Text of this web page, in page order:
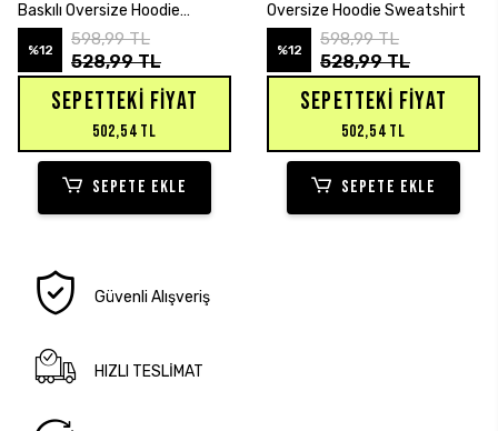
Baskılı Oversize Hoodie
Sweatshirt
%12
598,99 TL
528,99 TL
SEPETTEKI FIYAT
502,54 TL
SEPETE EKLE
Oversize Hoodie Sweatshirt
%12
598,99 TL
528,99 TL
SEPETTEKI FIYAT
502,54 TL
SEPETE EKLE
Güvenli Alışveriş
HIZLI TESLİMAT